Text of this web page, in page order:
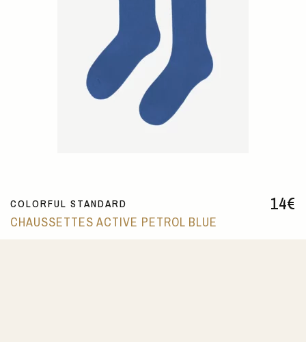
14€
COLORFUL STANDARD
CHAUSSETTES ACTIVE PETROL BLUE